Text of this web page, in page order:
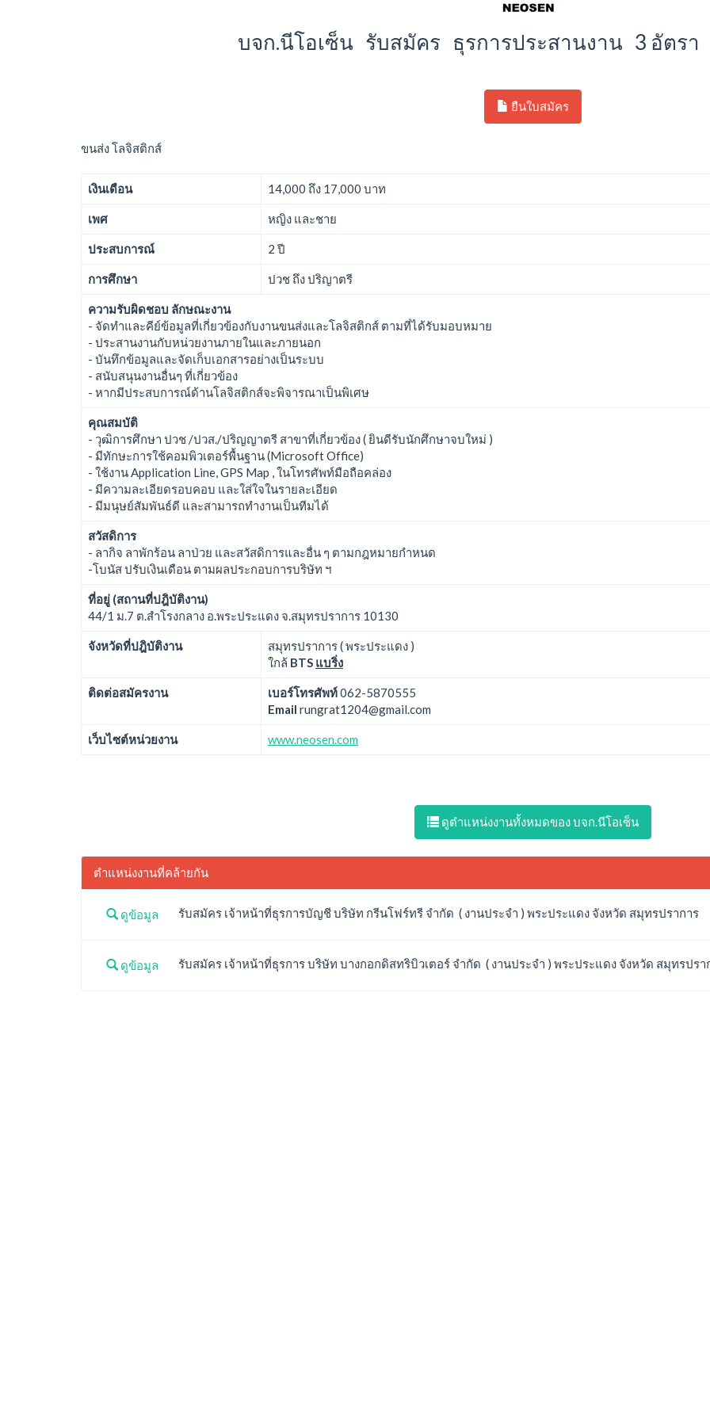
บจก.นีโอเซ็น รับสมัคร ธุรการประสานงาน 3 อัตรา
ยืนใบสมัคร
ขนส่ง โลจิสติกส์
เงินเดือน 14,000 ถึง 17,000 บาท
เพศ หญิง และชาย
ประสบการณ์ 2 ปี
การศึกษา ปวช ถึง ปริญาตรี
ความรับผิดชอบ ลักษณะงาน
- จัดทำและคีย์ข้อมูลที่เกี่ยวข้องกับงานขนส่งและโลจิสติกส์ ตามที่ได้รับมอบหมาย
- ประสานงานกับหน่วยงานภายในและภายนอก
- บันทึกข้อมูลและจัดเก็บเอกสารอย่างเป็นระบบ
- สนับสนุนงานอื่นๆ ที่เกี่ยวข้อง
- หากมีประสบการณ์ด้านโลจิสติกส์จะพิจารณาเป็นพิเศษ
คุณสมบัติ
- วุฒิการศึกษา ปวช /ปวส./ปริญญาตรี สาขาที่เกี่ยวข้อง ( ยินดีรับนักศึกษาจบใหม่ )
- มีทักษะการใช้คอมพิวเตอร์พื้นฐาน (Microsoft Office)
- ใช้งาน Application Line, GPS Map , ในโทรศัพท์มือถือคล่อง
- มีความละเอียดรอบคอบ และใส่ใจในรายละเอียด
- มีมนุษย์สัมพันธ์ดี และสามารถทำงานเป็นทีมได้
สวัสดิการ
- ลากิจ ลาพักร้อน ลาป่วย และสวัสดิการและอื่น ๆ ตามกฎหมายกำหนด
-โบนัส ปรับเงินเดือน ตามผลประกอบการบริษัท ฯ
ที่อยู่ (สถานที่ปฎิบัติงาน)
44/1 ม.7 ต.สำโรงกลาง อ.พระประแดง จ.สมุทรปราการ 10130
จังหวัดที่ปฎิบัติงาน
สมุทรปราการ ( พระประแดง )
ใกล้ BTS แบริ่ง
ติดต่อสมัครงาน เบอร์โทรศัพท์062-5870555
Email rungrat1204@gmail.com
เว็บไซต์หน่วยงาน www.neosen.com
ดูตำแหน่งงานทั้งหมดของ บจก.นีโอเซ็น
ตำแหน่งงานที่คล้ายกัน
ดูข้อมูล รับสมัคร เจ้าหน้าที่ธุรการบัญชี บริษัท กรีนโฟร์ทรี จำกัด ( งานประจำ ) พระประแดง จังหวัด สมุทรปราการ
ดูข้อมูล รับสมัคร เจ้าหน้าที่ธุรการ บริษัท บางกอกดิสทริบิวเตอร์ จำกัด ( งานประจำ ) พระประแดง จังหวัด สมุทรปรา